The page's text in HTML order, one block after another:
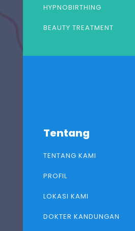
HYPNOBIRTHING
BEAUTY TREATMENT
Tentang
TENTANG KAMI
PROFIL
LOKASI KAMI
DOKTER KANDUNGAN